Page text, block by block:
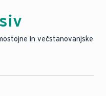
in večstanovanjske